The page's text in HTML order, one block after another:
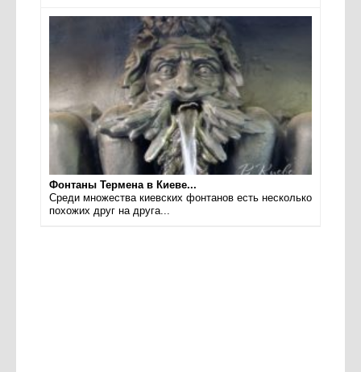
Фонтаны Термена в Киеве...
Среди множества киевских фонтанов есть несколько
похожих друг на друга...